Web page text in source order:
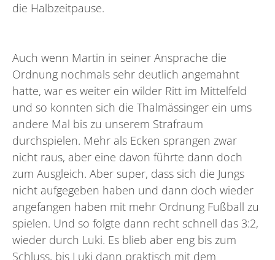
die Halbzeitpause.
Auch wenn Martin in seiner Ansprache die
Ordnung nochmals sehr deutlich angemahnt
hatte, war es weiter ein wilder Ritt im Mittelfeld
und so konnten sich die Thalmässinger ein ums
andere Mal bis zu unserem Strafraum
durchspielen. Mehr als Ecken sprangen zwar
nicht raus, aber eine davon führte dann doch
zum Ausgleich. Aber super, dass sich die Jungs
nicht aufgegeben haben und dann doch wieder
angefangen haben mit mehr Ordnung Fußball zu
spielen. Und so folgte dann recht schnell das 3:2,
wieder durch Luki. Es blieb aber eng bis zum
Schluss, bis Luki dann praktisch mit dem